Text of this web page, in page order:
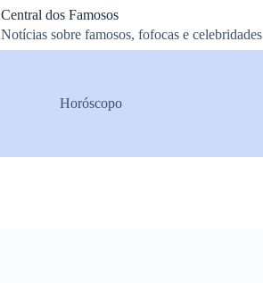
Central dos Famosos
Notícias sobre famosos, fofocas e celebridades
Horóscopo